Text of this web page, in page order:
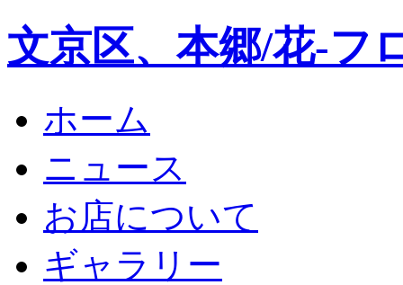
文京区、本郷/花-フ
ホーム
ニュース
お店について
ギャラリー